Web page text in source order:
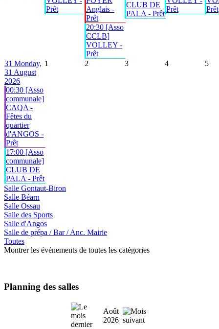
Prêt
Anglais -
Prêt
20:30 [Asso
CCLB]
VOLLEY -
Prêt
CLUB DE
PALA - Prêt
Prêt
Prêt
31 Monday,
31 August
2026
00:30 [Asso
communale]
CAQA -
Fêtes du
quartier
d'ANGOS -
Prêt
17:00 [Asso
communale]
CLUB DE
PALA - Prêt
1 2 3 4 5
Salle Gontaut-Biron
Salle Béarn
Salle Ossau
Salle des Sports
Salle d'Angos
Salle de prépa / Bar / Anc. Mairie
Toutes
Montrer les événements de toutes les catégories
Planning des salles
Août
2026